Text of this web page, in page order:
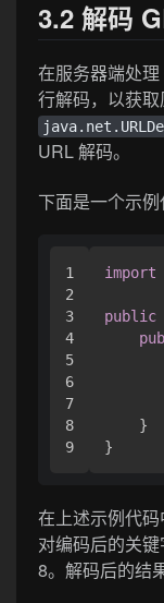
3.2 解码
在服务器端处
行解码，以获
URL 解码。
下面是一个示例
1
2
3
4
5
6
7
8
import
public
    }
在上述示例代
对编码后的关
8。解码后的结